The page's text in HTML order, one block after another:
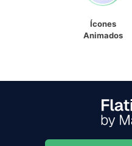
Ícones
Animados